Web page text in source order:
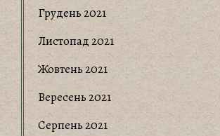
Грудень 2021
Листопад 2021
Жовтень 2021
Вересень 2021
Серпень 2021